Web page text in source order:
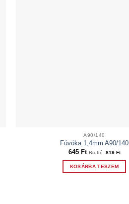
A90/140
Fúvóka 1,4mm A90/140
645 Ft Bruttó: 819 Ft
KOSÁRBA TESZEM